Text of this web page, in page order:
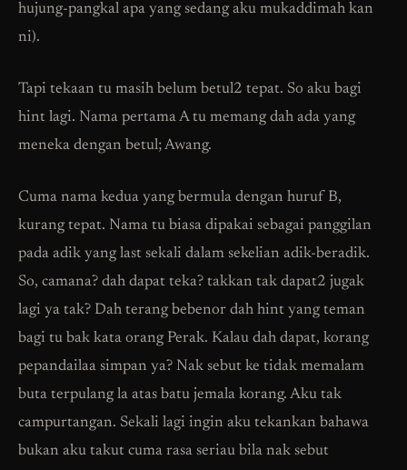
hujung-pangkal apa yang sedang aku mukaddimah kan
ni).
Tapi tekaan tu masih belum betul2 tepat. So aku bagi
hint lagi. Nama pertama A tu memang dah ada yang
meneka dengan betul; Awang.
Cuma nama kedua yang bermula dengan huruf B,
kurang tepat. Nama tu biasa dipakai sebagai panggilan
pada adik yang last sekali dalam sekelian adik-beradik.
So, camana? dah dapat teka? takkan tak dapat2 jugak
lagi ya tak? Dah terang bebenor dah hint yang teman
bagi tu bak kata orang Perak. Kalau dah dapat, korang
pepandailaa simpan ya? Nak sebut ke tidak memalam
buta terpulang la atas batu jemala korang. Aku tak
campurtangan. Sekali lagi ingin aku tekankan bahawa
bukan aku takut cuma rasa seriau bila nak sebut